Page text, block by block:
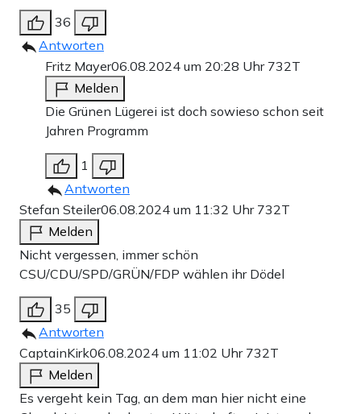
36
Antworten
Fritz Mayer06.08.2024 um 20:28 Uhr 732T
Melden
Die Grünen Lügerei ist doch sowieso schon seit
Jahren Programm
1
Antworten
Stefan Steiler06.08.2024 um 11:32 Uhr 732T
Melden
Nicht vergessen, immer schön
CSU/CDU/SPD/GRÜN/FDP wählen ihr Dödel
35
Antworten
CaptainKirk06.08.2024 um 11:02 Uhr 732T
Melden
Es vergeht kein Tag, an dem man hier nicht eine